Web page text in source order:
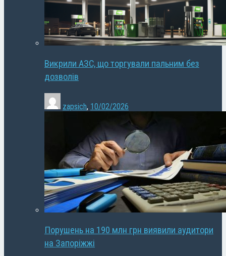
Викрили АЗС, що торгували пальним без
дозволів
zapsich, 10/02/2026
Порушень на 190 млн грн виявили аудитори
на Запоріжжі